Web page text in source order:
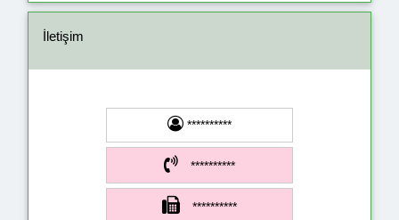
İletişim
**********
**********
**********